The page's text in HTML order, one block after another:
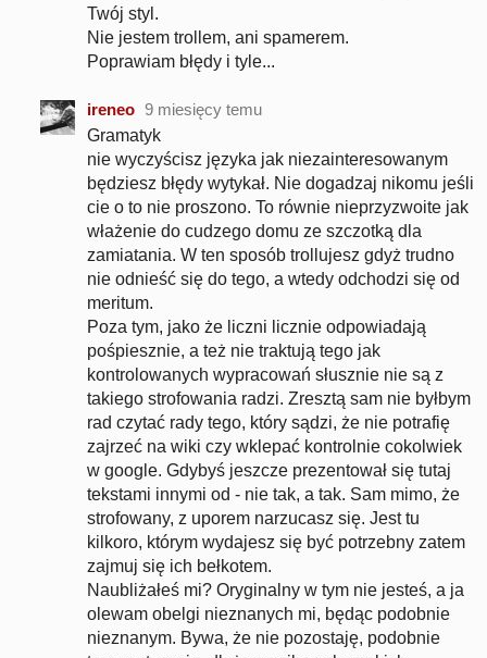
Twój styl.
Nie jestem trollem, ani spamerem.
Poprawiam błędy i tyle...
ireneo 9 miesięcy temu
Gramatyk
nie wyczyścisz języka jak niezainteresowanym
będziesz błędy wytykał. Nie dogadzaj nikomu jeśli
cie o to nie proszono. To równie nieprzyzwoite jak
włażenie do cudzego domu ze szczotką dla
zamiatania. W ten sposób trollujesz gdyż trudno
nie odnieść się do tego, a wtedy odchodzi się od
meritum.
Poza tym, jako że liczni licznie odpowiadają
pośpiesznie, a też nie traktują tego jak
kontrolowanych wypracowań słusznie nie są z
takiego strofowania radzi. Zresztą sam nie byłbym
rad czytać rady tego, który sądzi, że nie potrafię
zajrzeć na wiki czy wklepać kontrolnie cokolwiek
w google. Gdybyś jeszcze prezentował się tutaj
tekstami innymi od - nie tak, a tak. Sam mimo, że
strofowany, z uporem narzucasz się. Jest tu
kilkoro, którym wydajesz się być potrzebny zatem
zajmuj się ich bełkotem.
Naubliżałeś mi? Oryginalny w tym nie jesteś, a ja
olewam obelgi nieznanych mi, będąc podobnie
nieznanym. Bywa, że nie pozostaję, podobnie